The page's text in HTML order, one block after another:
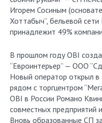
Игорем Сосиным
Хоттабыч”, бельевой
принадлежит 49%
В прошлом году OBI
“Евроинтерьер” — ООО
Новый оператор открыл в
рядом с торгцентром
OBI в России Романо
совместных предприятий
Вновь образованные СП